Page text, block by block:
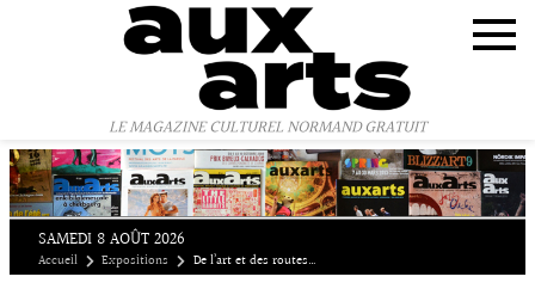
LE MAGAZINE CULTUREL NORMAND GRATUIT
SAMEDI 8 AOÛT 2026
Accueil Expositions De l’art et des routes…
Panneau de gestion des cookies